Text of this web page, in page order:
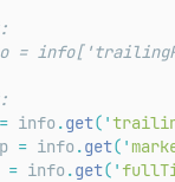
=
= info .get( '
= info .get( '
= info .get( '